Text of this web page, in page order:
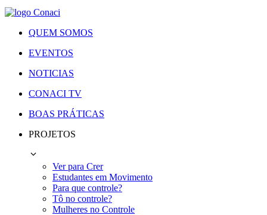
QUEM SOMOS
EVENTOS
NOTICIAS
CONACI TV
BOAS PRÁTICAS
PROJETOS
Ver para Crer
Estudantes em Movimento
Para que controle?
Tô no controle?
Mulheres no Controle